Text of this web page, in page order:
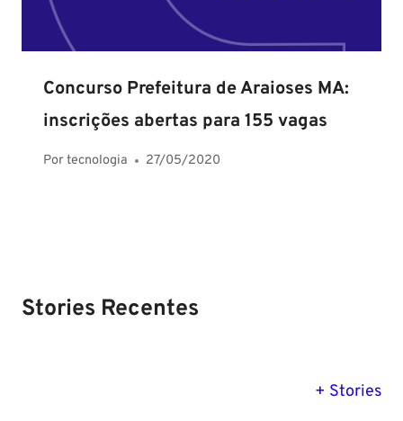
Concurso Prefeitura de Araioses MA:
inscrições abertas para 155 vagas
Portecnologia 27/05/2020
Stories Recentes
+ Stories
MG: